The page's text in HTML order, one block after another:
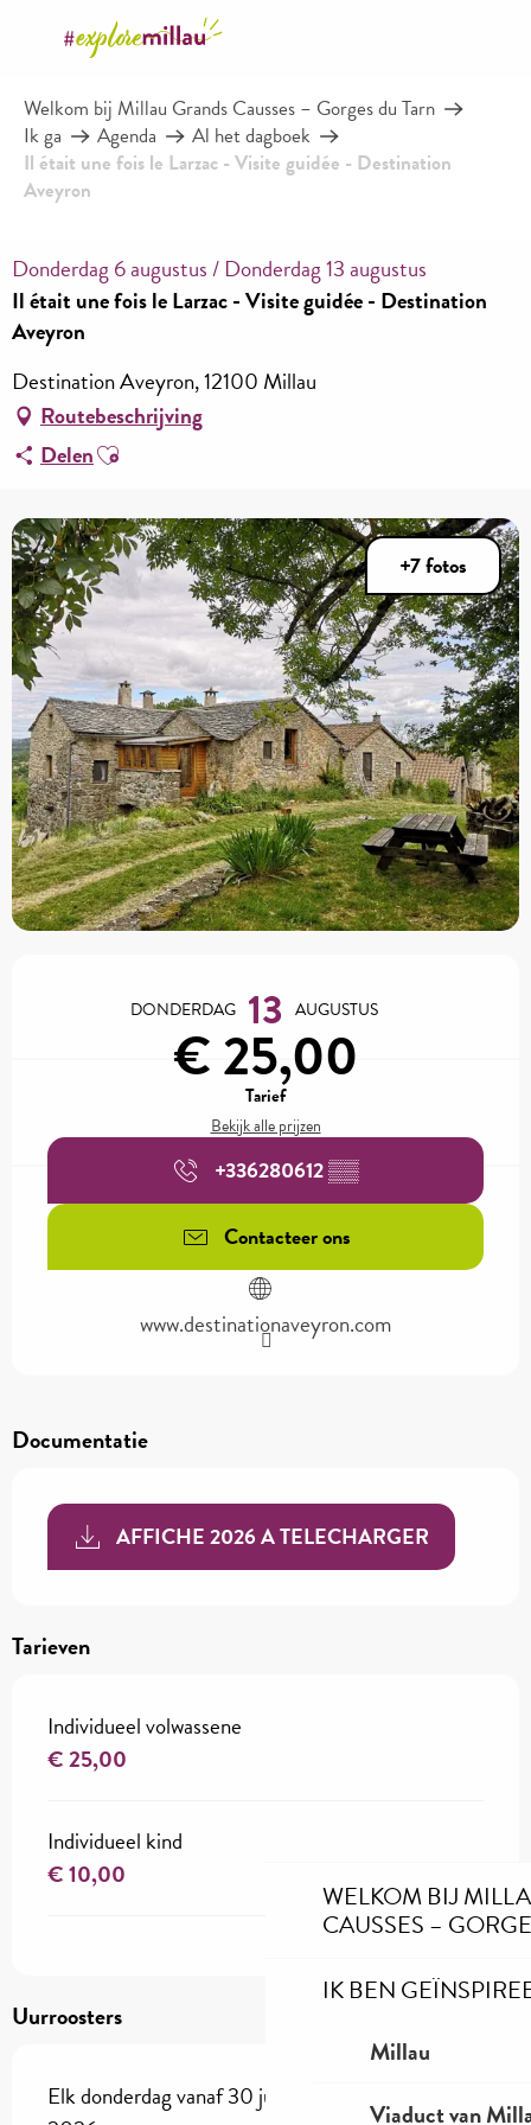
principal
WELKOM BIJ
CAUSSES –
IK BEN
Millau
Viaduct van
Welkom bij Millau Grands Causses – Gorges du Tarn
Ik ga
Agenda
Al het dagboek
Il était une fois le Larzac - Visite guidée - Destination
Aveyron
Donderdag 6 augustus / Donderdag 13 augustus
Il était une fois le Larzac - Visite guidée - Destination
Aveyron
Destination Aveyron, 12100 Millau
Routebeschrijving
DelenAjouter aux favoris
+7 fotos
DONDERDAG 13 AUGUSTUS
€ 25,00
Tarief
Bekijk alle prijzen
+336280612▒▒
Contacteer ons
www.destinationaveyron.com
Documentatie
AFFICHE 2026 A TELECHARGER
Tarieven
Individueel volwassene
€ 25,00
Individueel kind
€ 10,00
Uurroosters
Elk donderdag vanaf 30 juli 2026 tot 13 augustus